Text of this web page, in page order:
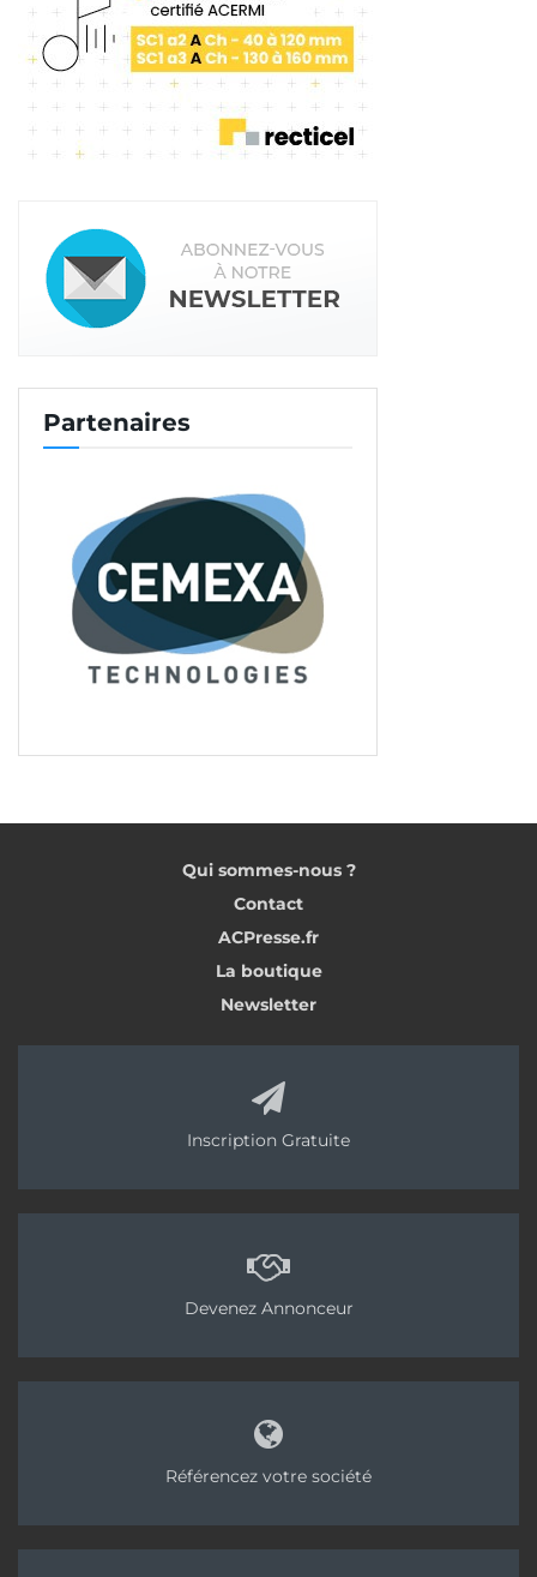
Partenaires
Qui sommes-nous ?
Contact
ACPresse.fr
La boutique
Newsletter
Inscription Gratuite
Devenez Annonceur
Référencez votre société